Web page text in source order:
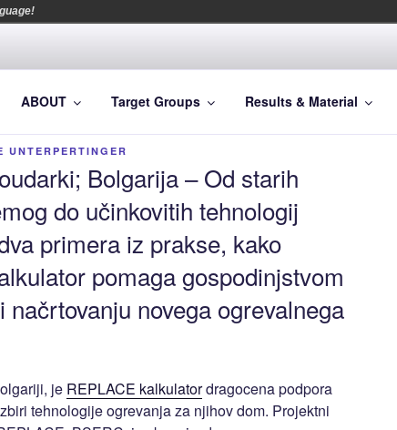
ABOUT Target Groups Results & Material
UNTERPERTINGER
Bolgarija – Od starih
do učinkovitih tehnologij
primera iz prakse, kako
pomaga gospodinjstvom
novega ogrevalnega
je REPLACE kalkulatordragocena podpora
tehnologije ogrevanja za njihov dom. Projektni